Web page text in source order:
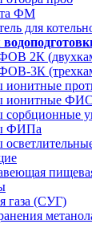
ФМ
для
2К
3К
ионитные
ионитные
сорбционные
ФИПа
газа (СУГ)